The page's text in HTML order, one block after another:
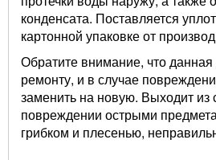
конденсата. Поставляется
картонной упаковке от
Обратите внимание, что
ремонту, и в случае
заменить на новую. Выходит из
повреждении острыми
грибком и плесенью,